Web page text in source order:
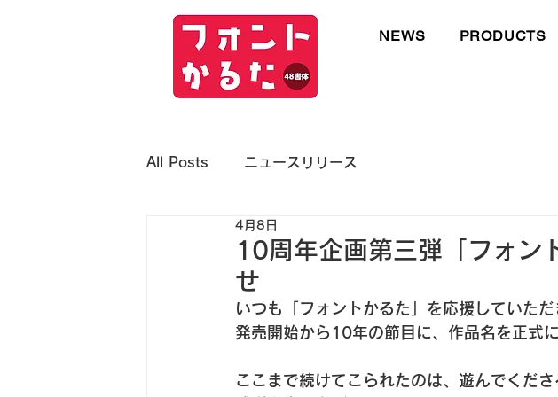
NEWS PRODUCTS
All Posts ニュースリリース
10周年企画第三弾「フォン
せ
4月8日
いつも「フォントかるた」を応援していた
発売開始から10年の節目に、作品名を正式
ここまで続けてこられたのは、遊んでくだ